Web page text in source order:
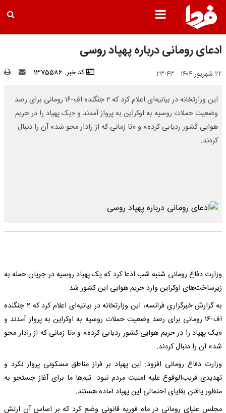
ادعای رومانی درباره پهپاد روسی
۲۲ شهریور ۱۴۰۴ - ۲۳:۴۳ کد خبر: 1375586
این وزارتخانه در بیانیه‌ای اعلام کرد که ۲ جنگنده اف-۱۶ رومانی برای رصد
وضعیت حملات روسیه به اوکراین به پرواز آمدند و «یک پهپاد را در حریم
هوایی کشور ردیابی کرده» و «تا زمانی که از رادار محو شد» آن را دنبال
کردند.
وزارت دفاع رومانی شنبه شب ادعا کرد که یک پهپاد روسیه در جریان حمله به
زیرساخت‌های اوکراین وارد حریم هوایی این کشور شد.
به گزارش خبرگزاری فرانسه، این وزارتخانه در بیانیه‌ای اعلام کرد که ۲ جنگنده
اف-۱۶ رومانی برای رصد وضعیت حملات روسیه به اوکراین به پرواز آمدند و
«یک پهپاد را در حریم هوایی کشور ردیابی کرده» و «تا زمانی که از رادار محو
شد» آن را دنبال کردند.
وزارت دفاع رومانی افزود: این پهپاد بر فراز مناطق مسکونی پرواز نکرد و
تهدیدی قریب‌الوقوع علیه امنیت مردم نبود. تیم‌ها ما برای آغاز جستجو به
منظور یافتن بقایای احتمالی این پهپاد آماده هستند.
مجلس علیای رومانی در ماه فوریه قانونی وضع کرد که بر اساس آن ارتش